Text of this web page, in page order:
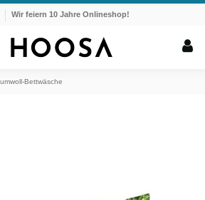
Wir feiern 10 Jahre Onlineshop!
Bettwäsche